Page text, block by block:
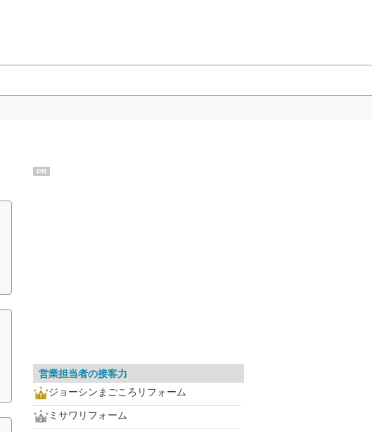
PR
営業担当者の接客力
ジョーシンまごころリフォーム
ミサワリフォーム